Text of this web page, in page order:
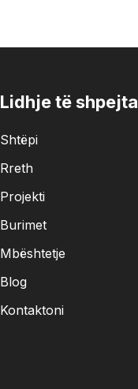
Lidhje të shpejta
Shtëpi
Rreth
Projekti
Burimet
Mbështetje
Blog
Kontaktoni